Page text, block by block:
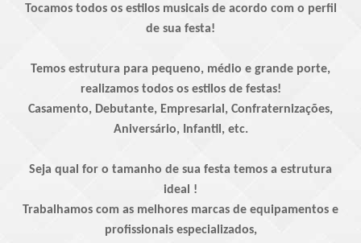
Tocamos todos os estilos musicais de acordo com o perfil
de sua festa!
Temos estrutura para pequeno, médio e grande porte,
realizamos todos os estilos de festas!
Casamento, Debutante, Empresarial, Confraternizações,
Aniversário, Infantil, etc.
Seja qual for o tamanho de sua festa temos a estrutura
ideal !
Trabalhamos com as melhores marcas de equipamentos e
profissionais especializados,